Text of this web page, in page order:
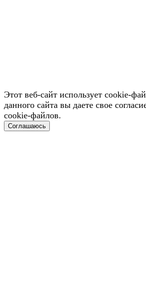
Этот веб-сайт использует cookie-
данного сайта вы даете свое
cookie-файлов.
Соглашаюсь